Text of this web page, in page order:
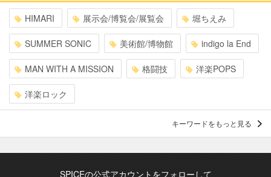
HIMARI 展示会/博覧会/展覧会 堀ちえみ
SUMMER SONIC 美術館/博物館 indigo la End
MAN WITH A MISSION 格闘技 洋楽POPS
洋楽ロック
キーワードをもっと見る
SPICEの公式アカウントをフォローして